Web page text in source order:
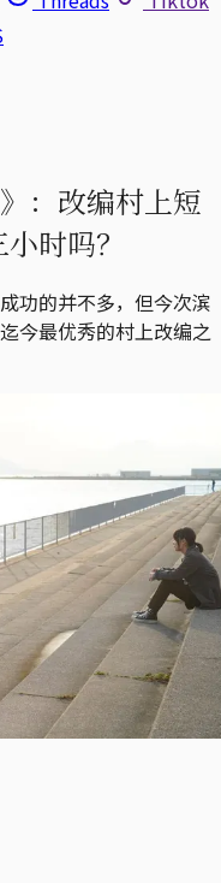
：改编村上短
时吗？
功的并不多，但今次滨
今最优秀的村上改编之